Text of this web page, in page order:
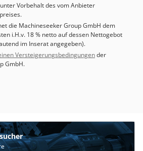
Vorbehalt des vom Anbieter
die Machineseeker Group GmbH dem
i.H.v. 18 % netto auf dessen Nettogebot
im Inserat angegeben).
Versteigerungsbedingungender
GmbH.